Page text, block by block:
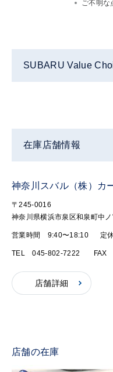
ご不明な
SUBARU Value
在庫店舗情報
神奈川スバル（株）カ
〒245-0016
神奈川県横浜市泉区和泉町中
営業時間 9:40〜18:10 定
TEL 045-802-7222 FAX
店舗詳細
店舗の在庫